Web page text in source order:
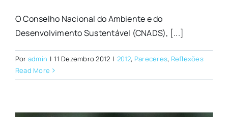
O Conselho Nacional do Ambiente e do
Desenvolvimento Sustentável (CNADS), [...]
Por admin | 11 Dezembro 2012 | 2012, Pareceres, Reflexões
Read More